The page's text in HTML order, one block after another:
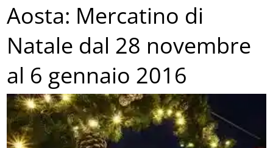
Aosta: Mercatino di
Natale dal 28 novembre
al 6 gennaio 2016